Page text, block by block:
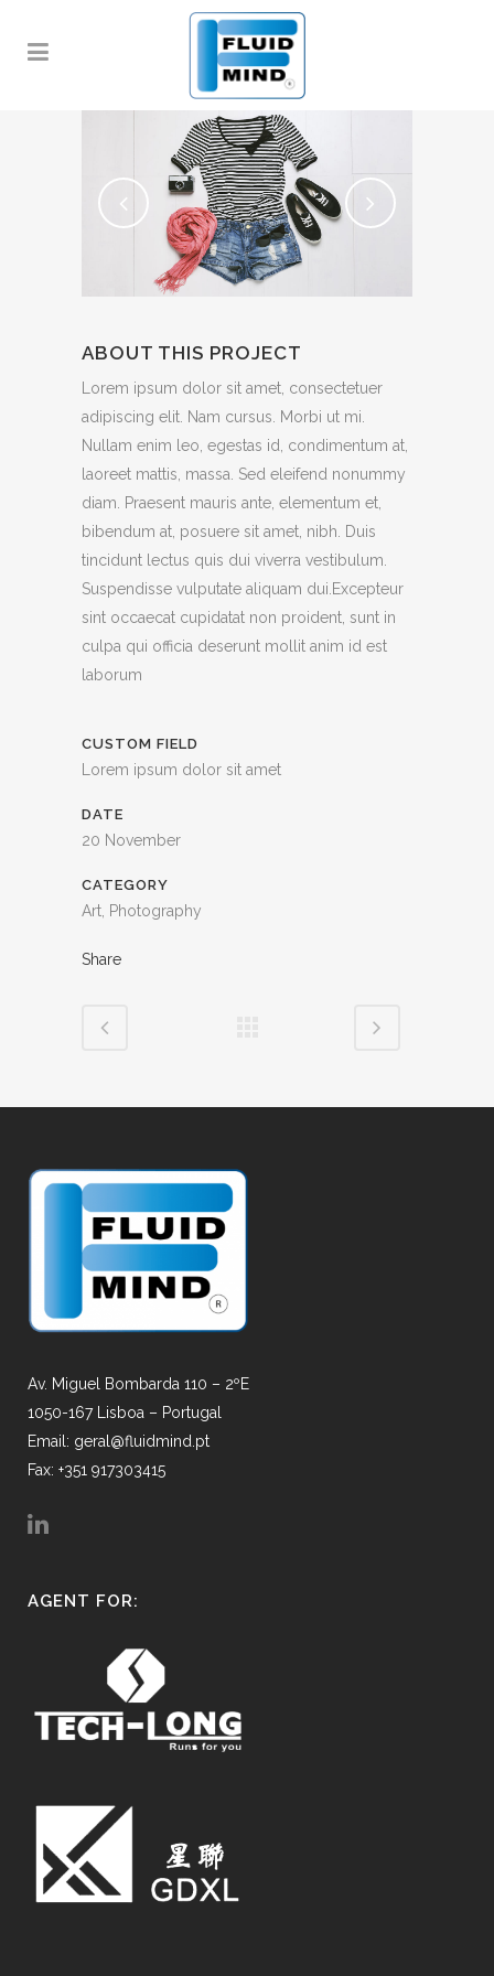
ABOUT THIS PROJECT
Lorem ipsum dolor sit amet, consectetuer
adipiscing elit. Nam cursus. Morbi ut mi.
Nullam enim leo, egestas id, condimentum at,
laoreet mattis, massa. Sed eleifend nonummy
diam. Praesent mauris ante, elementum et,
bibendum at, posuere sit amet, nibh. Duis
tincidunt lectus quis dui viverra vestibulum.
Suspendisse vulputate aliquam dui.Excepteur
sint occaecat cupidatat non proident, sunt in
culpa qui officia deserunt mollit anim id est
laborum
CUSTOM FIELD
Lorem ipsum dolor sit amet
DATE
20 November
CATEGORY
Art, Photography
Share
Av. Miguel Bombarda 110 – 2ºE
1050-167 Lisboa – Portugal
Email: geral@fluidmind.pt
Fax: +351 917303415
AGENT FOR: